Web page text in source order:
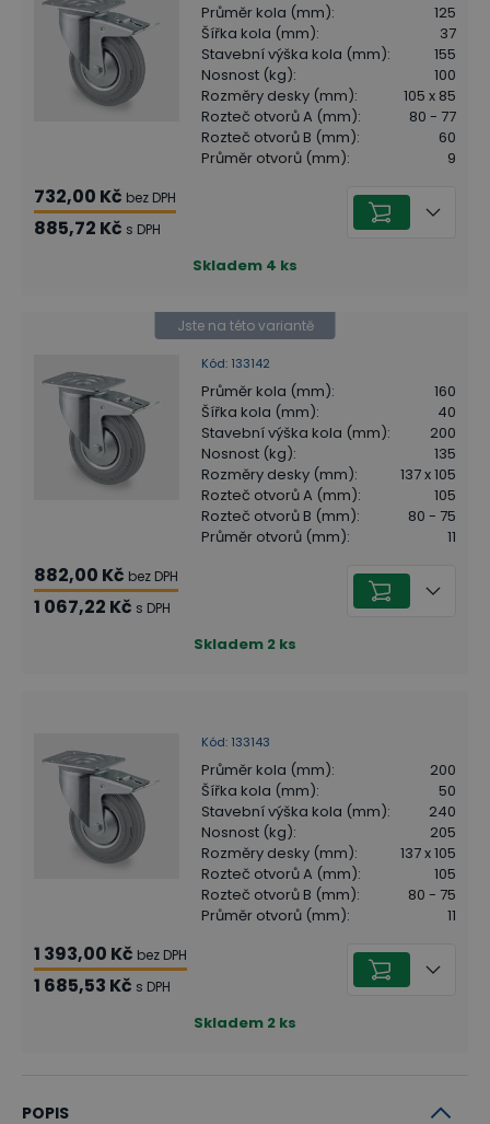
Průměr kola (mm):
125
Šířka kola (mm):
37
Stavební výška kola (mm):
155
Nosnost (kg):
100
Rozměry desky (mm):
105 x 85
Rozteč otvorů A (mm):
80 - 77
Rozteč otvorů B (mm):
60
Průměr otvorů (mm): 9
732,00 Kč bez DPH
885,72 Kč s DPH
Skladem 4 ks
Kód: 133142
Jste na této variantě
Průměr kola (mm):
160
Šířka kola (mm):
40
Stavební výška kola (mm):
200
Nosnost (kg):
135
Rozměry desky (mm):
137 x 105
Rozteč otvorů A (mm):
105
Rozteč otvorů B (mm):
80 - 75
Průměr otvorů (mm): 11
882,00 Kč bez DPH
1 067,22 Kč s DPH
Skladem 2 ks
Kód: 133143
Průměr kola (mm):
200
Šířka kola (mm):
50
Stavební výška kola (mm):
240
Nosnost (kg):
205
Rozměry desky (mm):
137 x 105
Rozteč otvorů A (mm):
105
Rozteč otvorů B (mm):
80 - 75
Průměr otvorů (mm): 11
1 393,00 Kč bez DPH
1 685,53 Kč s DPH
Skladem 2 ks
POPIS